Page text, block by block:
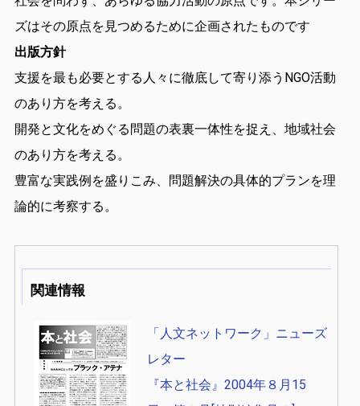
ズはその原点を見つめるために企画されたものです
出版方針
支援を最も必要とする人々に徹底して寄り添うNGO活動
のあり方を考える。
開発と文化をめぐる問題の表裏一体性を捉え、地域社会
のあり方を考える。
豊富な実践例を盛りこみ、問題解決の具体的プランを理
論的に考察する。
関連情報
「人文ネットワーク」ニューズ
レター
『本と社会』2004年８月15